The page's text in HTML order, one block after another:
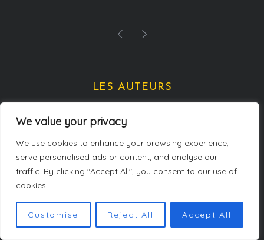
We value your privacy
We use cookies to enhance your browsing experience,
serve personalised ads or content, and analyse our
traffic. By clicking "Accept All", you consent to our use of
cookies.
Customise Reject All Accept All
LES AUTEURS